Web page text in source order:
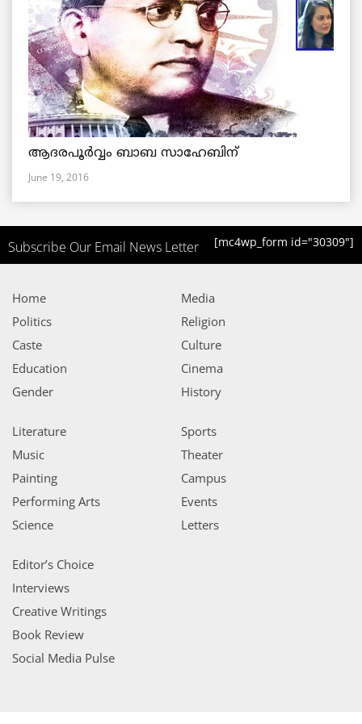
ആദരപൂര്‍വ്വം ബാബ സാഹേബിന്
June 19, 2016
Subscribe Our Email News Letter [mc4wp_form id="30309"]
Home
Politics
Caste
Education
Gender
Media
Religion
Culture
Cinema
History
Literature
Music
Painting
Performing Arts
Science
Sports
Theater
Campus
Events
Letters
Editor’s Choice
Interviews
Creative Writings
Book Review
Social Media Pulse